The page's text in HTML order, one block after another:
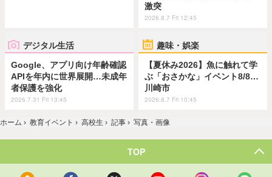
激突
2026.8.7 Fri 12:45
デジタル生活
Google、アプリ向け年齢確認
APIを年内に世界展開…未成年
者保護を強化
2026.7.31 Fri 13:45
趣味・娯楽
【夏休み2026】魚に触れて学
ぶ「おさかな」イベント8/8…
川崎市
2026.8.7 Fri 10:45
ホーム › 教育イベント › 高校生 › 記事 › 写真・画像
TOP